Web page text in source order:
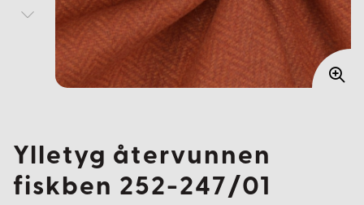
Ylletyg återvunnen
fiskben 252-247/01